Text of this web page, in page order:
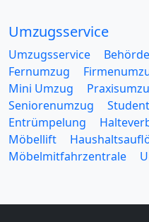
Umzugsservice
Umzugsservice
Fernumzug
Mini Umzug
Seniorenumzug
Entrümpelung
Möbellift
Möbelmitfahrzentrale